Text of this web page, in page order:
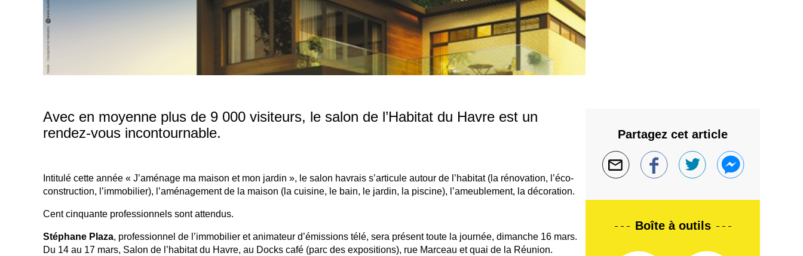
Avec en moyenne plus de 9 000 visiteurs, le salon de l’Habitat du Havre est un
rendez-vous incontournable.
Intitulé cette année « J’aménage ma maison et mon jardin », le salon havrais s’articule autour de l’habitat (la rénovation, l’éco-
construction, l’immobilier), l’aménagement de la maison (la cuisine, le bain, le jardin, la piscine), l’ameublement, la décoration.
Cent cinquante professionnels sont attendus.
Stéphane Plaza, professionnel de l’immobilier et animateur d’émissions télé, sera présent toute la journée, dimanche 16 mars.
Du 14 au 17 mars, Salon de l’habitat du Havre, au Docks café (parc des expositions), rue Marceau et quai de la Réunion.
Partagez cet article
Boîte à outils